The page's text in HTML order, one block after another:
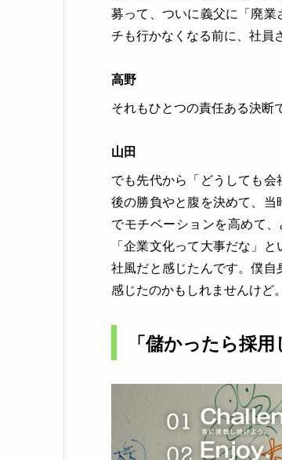
募って、ついに義父に「廃業
チも行かなくなる前に、社員
高野
それもひとつの責任ある決断
山田
でも先代から「どうしても
後の勝負やと腹を決めて、当
でモチベーションを高めて
「企業文化って大事だな」
社風だと感じたんです。僕自
感じたのかもしれませんけど。
「儲かったら採